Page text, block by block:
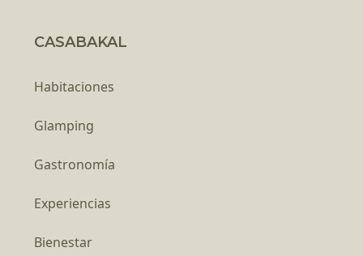
CASABAKAL
Habitaciones
Glamping
Gastronomía
Experiencias
Bienestar